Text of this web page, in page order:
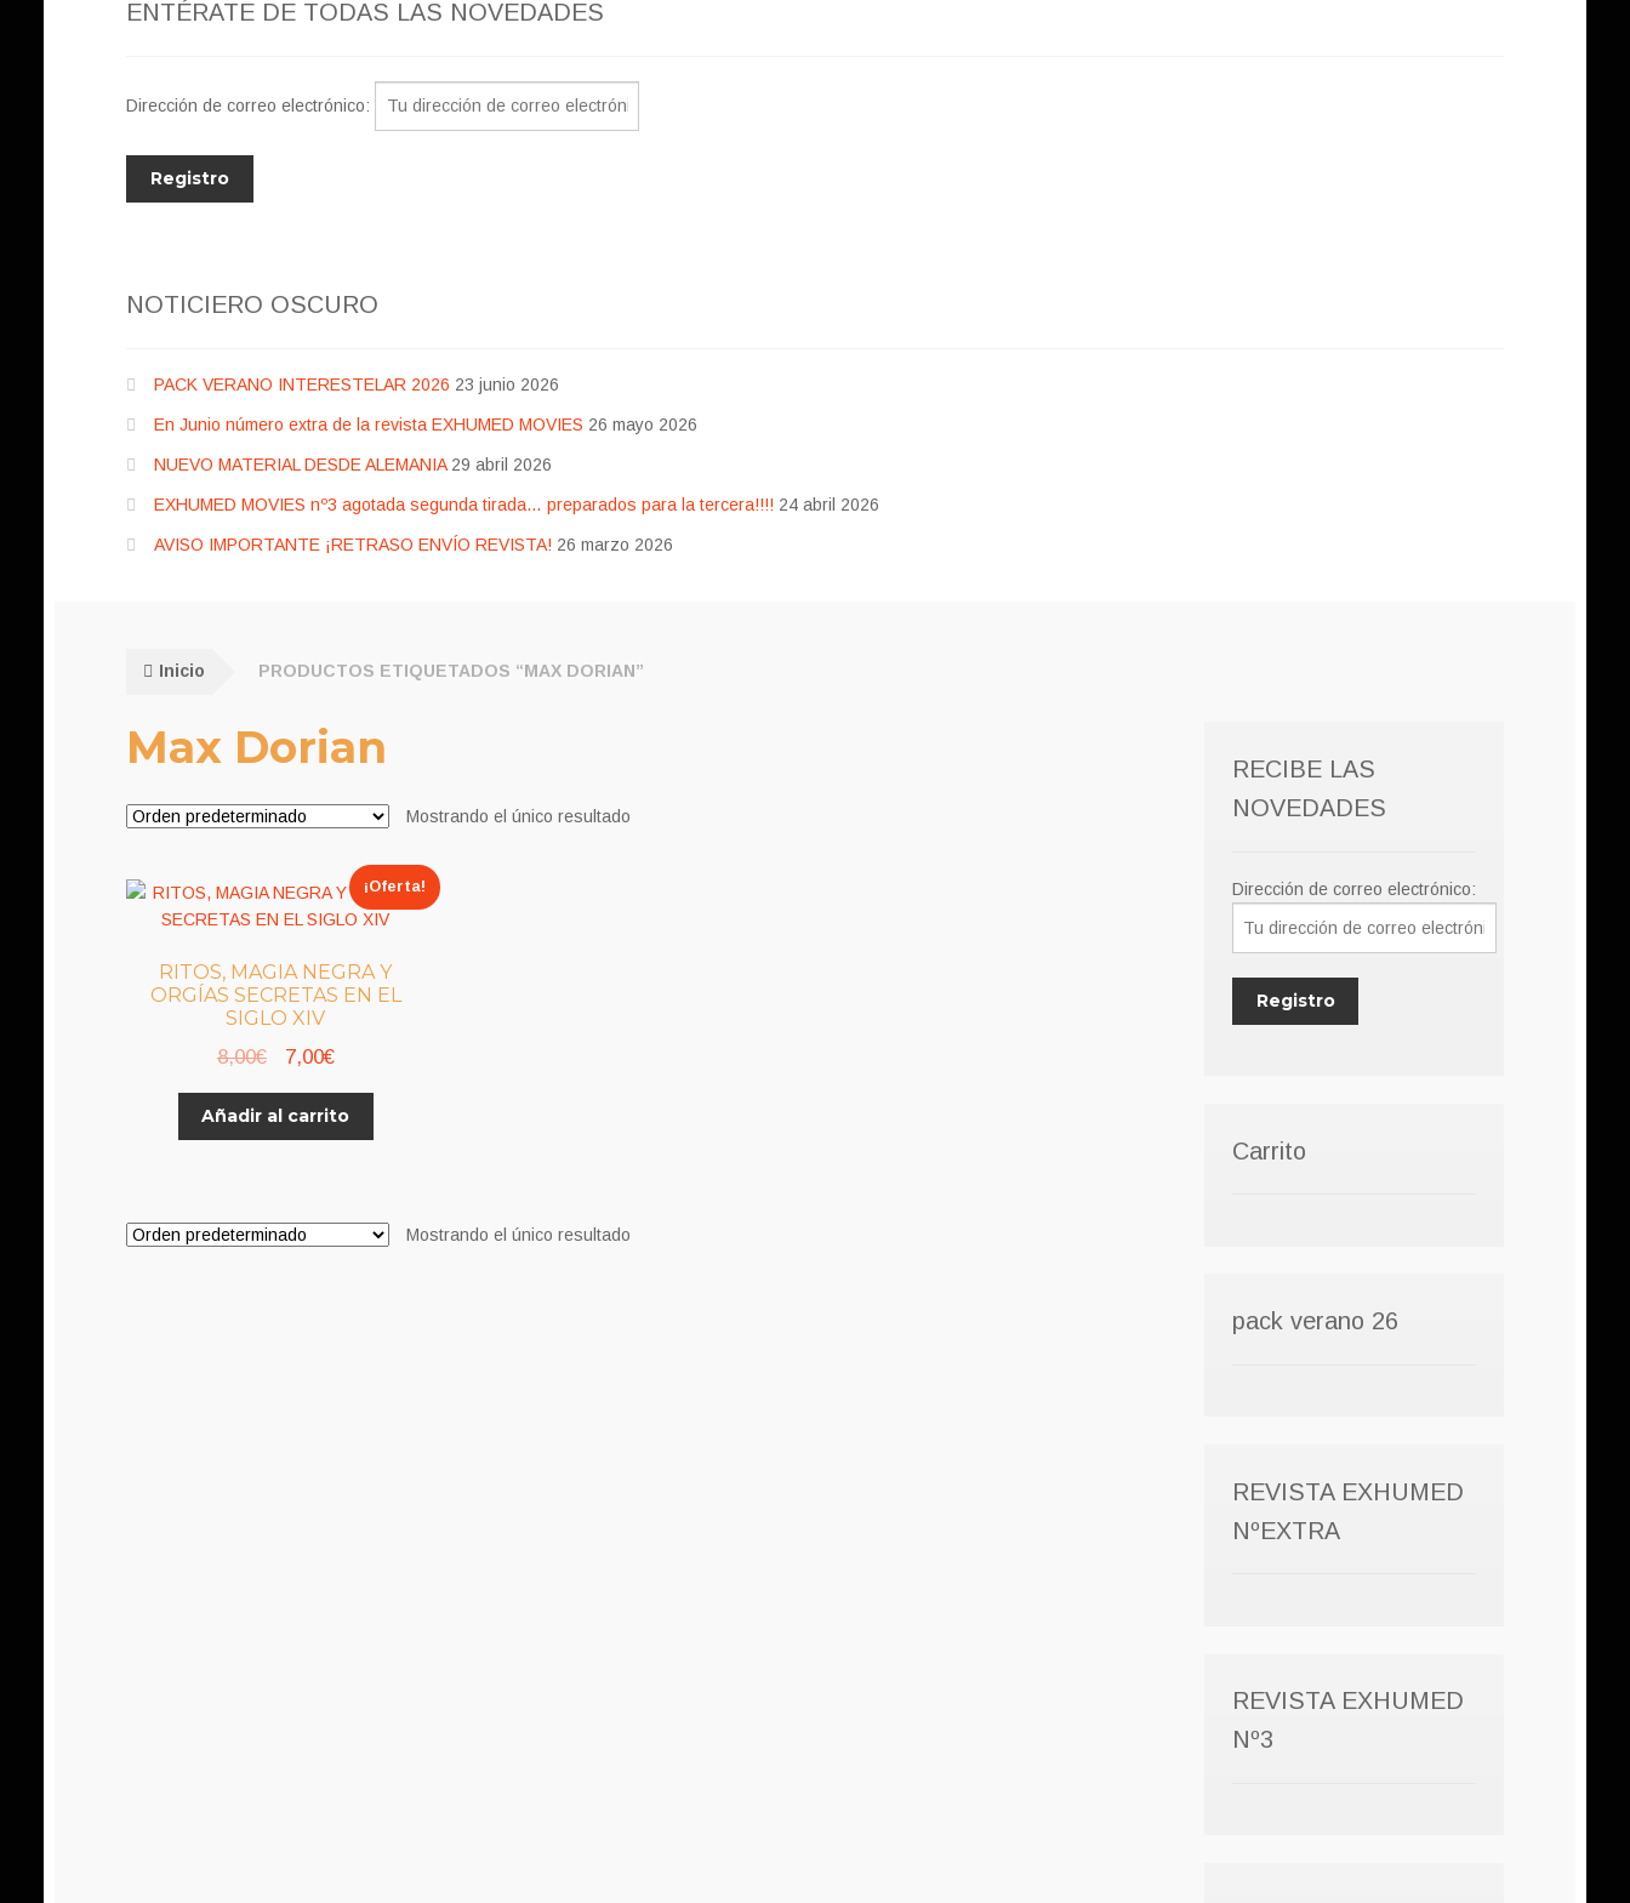
ENTÉRATE DE TODAS LAS NOVEDADES
Dirección de correo electrónico:
NOTICIERO OSCURO
PACK VERANO INTERESTELAR 2026 23 junio 2026
En Junio número extra de la revista EXHUMED MOVIES 26 mayo 2026
NUEVO MATERIAL DESDE ALEMANIA 29 abril 2026
EXHUMED MOVIES nº3 agotada segunda tirada… preparados para la tercera!!!! 24 abril 2026
AVISO IMPORTANTE ¡RETRASO ENVÍO REVISTA! 26 marzo 2026
Inicio PRODUCTOS ETIQUETADOS “MAX DORIAN”
Max Dorian
Mostrando el único resultado
RITOS, MAGIA NEGRA Y
ORGÍAS SECRETAS EN EL
SIGLO XIV
¡Oferta!
8,00€
El
precio
original
7,00€El
precio
actual
Añadir al carrito
Mostrando el único resultado
RECIBE LAS
NOVEDADES
Dirección de correo electrónico:
Carrito
pack verano 26
REVISTA EXHUMED
NºEXTRA
REVISTA EXHUMED
Nº3